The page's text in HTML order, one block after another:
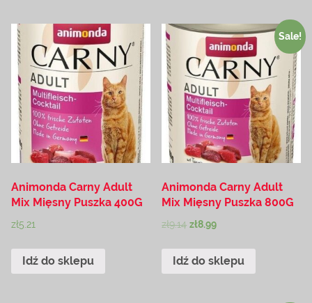
Animonda Carny Adult
Mix Mięsny Puszka 400G
zł5.21
Idź do sklepu
Sale!
Animonda Carny Adult
Mix Mięsny Puszka 800G
zł9.14 zł8.99
Idź do sklepu